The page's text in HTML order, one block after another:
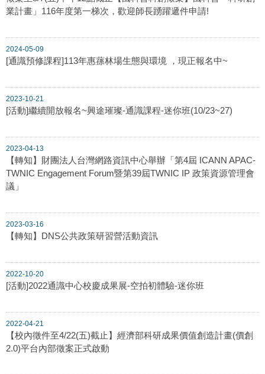
業計畫」116年度第一梯次，歡迎師長踴躍遞件申請!
2024-05-09
[通識預修課程]113年惠蓀林場生態與環境 ，現正報名中~
2023-10-21
[活動]繼續開放報名~興途璀璨-通識課程-迷你班(10/23~27)
2023-04-13
【轉知】財團法人台灣網路資訊中心舉辦「第4屆 ICANN APAC-
TWNIC Engagement Forum暨第39屆TWNIC IP 政策資源管理會
議」
2023-03-16
【轉知】DNS公共政策研習營活動資訊
2022-10-20
[活動]2022通識中心校慶成果展-空拍初體驗-迷你班
2022-04-21
【校內徵件至4/22(五)截止】經濟部科研成果價值創造計畫(價創
2.0)平台內部徵案正式啟動